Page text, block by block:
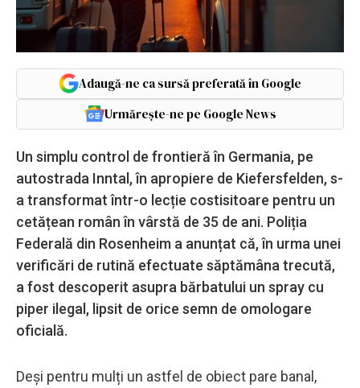
Adaugă-ne ca sursă preferată în Google
Urmărește-ne pe Google News
Un simplu control de frontieră în Germania, pe
autostrada Inntal, în apropiere de Kiefersfelden, s-
a transformat într-o lecție costisitoare pentru un
cetățean român în vârstă de 35 de ani. Poliția
Federală din Rosenheim a anunțat că, în urma unei
verificări de rutină efectuate săptămâna trecută,
a fost descoperit asupra bărbatului un spray cu
piper ilegal, lipsit de orice semn de omologare
oficială.
Deși pentru mulți un astfel de obiect pare banal,